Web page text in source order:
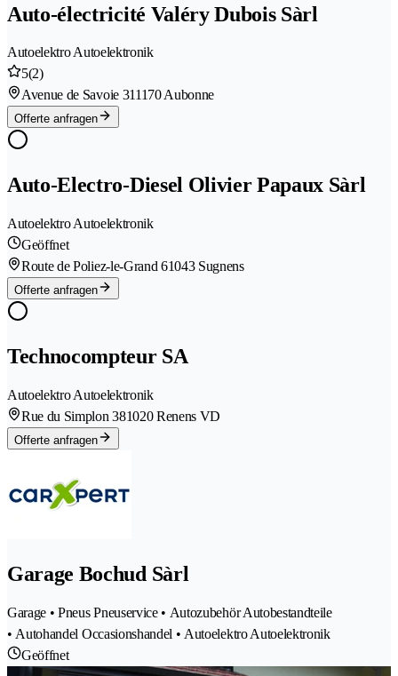
Auto-électricité Valéry Dubois Sàrl
Autoelektro Autoelektronik
5(2)
Avenue de Savoie 311170 Aubonne
Offerte anfragen
Auto-Electro-Diesel Olivier Papaux Sàrl
Autoelektro Autoelektronik
Geöffnet
Route de Poliez-le-Grand 61043 Sugnens
Offerte anfragen
Technocompteur SA
Autoelektro Autoelektronik
Rue du Simplon 381020 Renens VD
Offerte anfragen
Garage Bochud Sàrl
Garage • Pneus Pneuservice • Autozubehör Autobestandteile
• Autohandel Occasionshandel • Autoelektro Autoelektronik
Geöffnet